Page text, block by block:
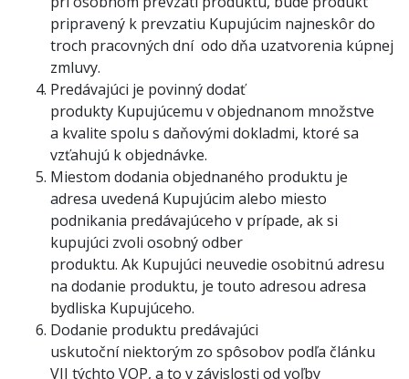
pripravený k prevzatiu Kupujúcim najneskôr do
troch pracovných dní odo dňa uzatvorenia kúpnej
zmluvy.
Predávajúci je povinný dodať
produkty Kupujúcemu v objednanom množstve
a kvalite spolu s daňovými dokladmi, ktoré sa
vzťahujú k objednávke.
Miestom dodania objednaného produktu je
adresa uvedená Kupujúcim alebo miesto
podnikania predávajúceho v prípade, ak si
kupujúci zvoli osobný odber
produktu. Ak Kupujúci neuvedie osobitnú adresu
na dodanie produktu, je touto adresou adresa
bydliska Kupujúceho.
Dodanie produktu predávajúci
uskutoční niektorým zo spôsobov podľa článku
VII týchto VOP, a to v závislosti od voľby